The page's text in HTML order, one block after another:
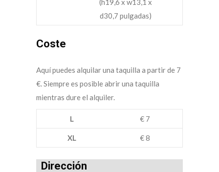
(h19,6 x w13,1 x
d30,7 pulgadas)
Coste
Aquí puedes alquilar una taquilla a partir de 7
€. Siempre es posible abrir una taquilla
mientras dure el alquiler.
L € 7
XL € 8
Dirección